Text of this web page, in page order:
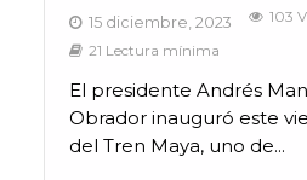
15 diciembre, 2023
103
21 Lectura mínima
El presidente Andrés
Obrador inauguró este
del Tren Maya, uno de...